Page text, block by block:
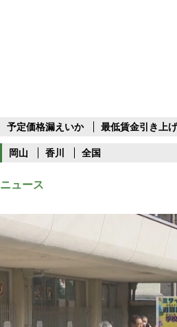
予定価格漏えいか 最低賃金引き上げ
岡山 香川 全国
ニュース